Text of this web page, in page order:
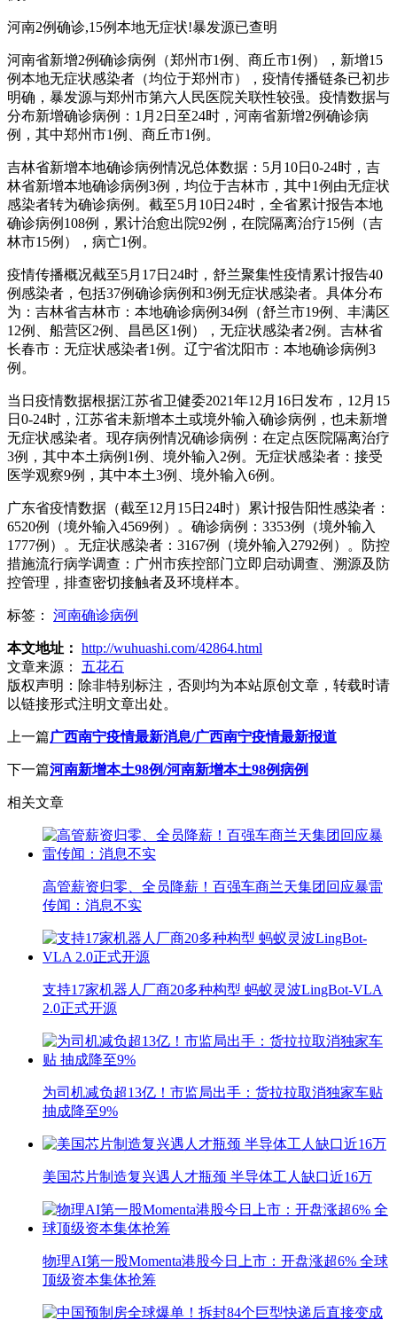
河南2例确诊,15例本地无症状!暴发源已查明
河南省新增2例确诊病例（郑州市1例、商丘市1例），新增15
例本地无症状感染者（均位于郑州市），疫情传播链条已初步
明确，暴发源与郑州市第六人民医院关联性较强。疫情数据与
分布新增确诊病例：1月2日至24时，河南省新增2例确诊病
例，其中郑州市1例、商丘市1例。
吉林省新增本地确诊病例情况总体数据：5月10日0-24时，吉
林省新增本地确诊病例3例，均位于吉林市，其中1例由无症状
感染者转为确诊病例。截至5月10日24时，全省累计报告本地
确诊病例108例，累计治愈出院92例，在院隔离治疗15例（吉
林市15例），病亡1例。
疫情传播概况截至5月17日24时，舒兰聚集性疫情累计报告40
例感染者，包括37例确诊病例和3例无症状感染者。具体分布
为：吉林省吉林市：本地确诊病例34例（舒兰市19例、丰满区
12例、船营区2例、昌邑区1例），无症状感染者2例。吉林省
长春市：无症状感染者1例。辽宁省沈阳市：本地确诊病例3
例。
当日疫情数据根据江苏省卫健委2021年12月16日发布，12月15
日0-24时，江苏省未新增本土或境外输入确诊病例，也未新增
无症状感染者。现存病例情况确诊病例：在定点医院隔离治疗
3例，其中本土病例1例、境外输入2例。无症状感染者：接受
医学观察9例，其中本土3例、境外输入6例。
广东省疫情数据（截至12月15日24时）累计报告阳性感染者：
6520例（境外输入4569例）。确诊病例：3353例（境外输入
1777例）。无症状感染者：3167例（境外输入2792例）。防控
措施流行病学调查：广州市疾控部门立即启动调查、溯源及防
控管理，排查密切接触者及环境样本。
标签： 河南确诊病例
本文地址： http://wuhuashi.com/42864.html
文章来源：
五花石
版权声明： 除非特别标注，否则均为本站原创文章，转载时请
以链接形式注明文章出处。
上一篇广西南宁疫情最新消息/广西南宁疫情最新报道
下一篇河南新增本土98例/河南新增本土98例病例
相关文章
高管薪资归零、全员降薪！百强车商兰天集团回应暴雷
传闻：消息不实
支持17家机器人厂商20多种构型 蚂蚁灵波LingBot-VLA
2.0正式开源
为司机减负超13亿！市监局出手：货拉拉取消独家车贴
抽成降至9%
美国芯片制造复兴遇人才瓶颈 半导体工人缺口近16万
物理AI第一股Momenta港股今日上市：开盘涨超6% 全球
顶级资本集体抢筹